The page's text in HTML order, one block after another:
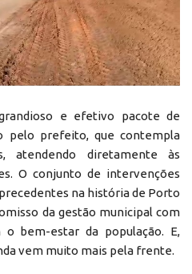
e efetivo pacote de
pelo prefeito, que contempla
atendendo diretamente às
O conjunto de intervenções
na história de Porto
da gestão municipal com
bem-estar da população. E,
vem muito mais pela frente.